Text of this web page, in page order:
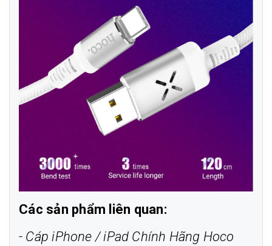
Các sản phẩm liên quan:
- Cáp iPhone / iPad Chính Hãng Hoco